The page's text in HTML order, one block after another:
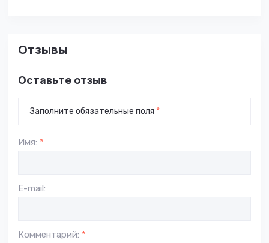
Отзывы
Оставьте отзыв
Заполните обязательные поля *
Имя: *
E-mail:
Комментарий: *